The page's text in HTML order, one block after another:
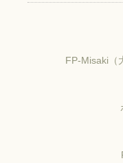
FP-Misaki（